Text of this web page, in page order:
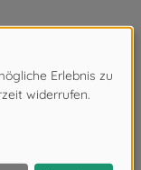
bieten
Räder eine
in
ist.